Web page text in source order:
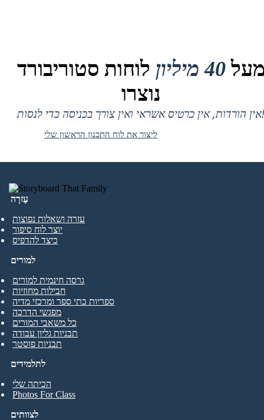
40 מיליון
לוחות סטוריבורד
נוצרו
אין הורדות, אין כרטיס אשראי ואין צורך בכניסה כדי לנסות!
ליצור את לוח התכנון הראשון שלי
עֶזרָה
עזרה ושאלות נפוצות
יוצר לוח סיפור
כיצד להדפיס
לתלמידים
הכיתה שלי
Photos For Class
למורים
גרסה חינמית למורים
חבילות מחוזיות
ספריות בתי ספר ומרכזי מדיה
מפגשי הדרכה
כל משאבי המורים
תבניות גליון עבודה
תבניות פוסטר
לצוותים